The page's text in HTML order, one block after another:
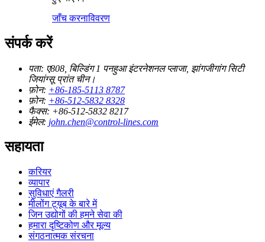
जाँच करनाविवरण
संपर्क करें
पता: ए808, बिल्डिंग 1 पनहुआ इंटरनेशनल प्लाजा, झांगजीगांग सिटी
जियांग्सू प्रांत चीन।
फ़ोन: +86-185-5113 8787
फ़ोन: +86-512-5832 8328
फैक्स: +86-512-5832 8217
ईमेल: john.chen@control-lines.com
सहायता
करियर
व्यापार
सुविधाएं गैलरी
मीलोंग ट्यूब के बारे में
जिन उद्योगों की हमने सेवा की
हमारा दृष्टिकोण और मूल्य
संगठनात्मक संरचना